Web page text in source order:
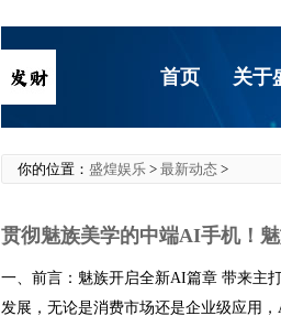
首页 关于
你的位置： 盛煌娱乐 > 最新动态 >
贯彻魅族美学的中端AI手机！
一、前言：魅族开启全新AI篇章 带来主
发展，无论是消费市场还是企业级应用